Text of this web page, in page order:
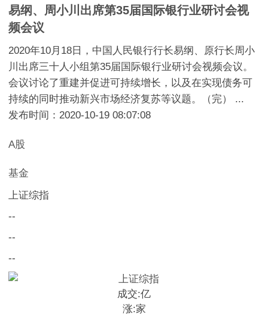
易纲、周小川出席第35届国际银行业研讨会视
频会议
2020年10月18日，中国人民银行行长易纲、原行长周小
川出席三十人小组第35届国际银行业研讨会视频会议。
会议讨论了重建并促进可持续增长，以及在实现债务可
持续的同时推动新兴市场经济复苏等议题。（完） ...
发布时间：2020-10-19 08:07:08
A股
基金
上证综指
--
--
--
成交:亿
涨:家